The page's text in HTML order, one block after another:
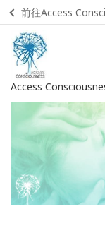
前往Access
Access
登
录
的
帐
户